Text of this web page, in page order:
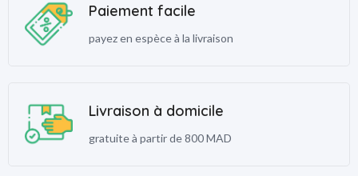
Paiement facile
payez en espèce à la livraison
Livraison à domicile
gratuite à partir de 800 MAD